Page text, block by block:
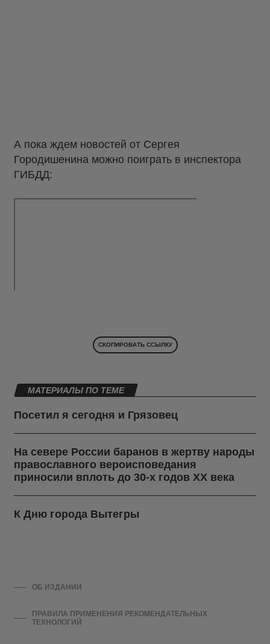
А пока ждем новостей от Сергея
Городишенина можно поиграть в инспектора
ГИБДД:
СКОПИРОВАТЬ ССЫЛКУ
МАТЕРИАЛЫ ПО ТЕМЕ
Посетил я сегодня и Грязовец
На севере России баранов в жертву народы
православного вероисповедания
приносили вплоть до 30-х годов ХХ века
К Дню города Вытегры
ОБ ИЗДАНИИ
ПРАВИЛА ПРИМЕНЕНИЯ РЕКОМЕНДАТЕЛЬНЫХ
ТЕХНОЛОГИЙ